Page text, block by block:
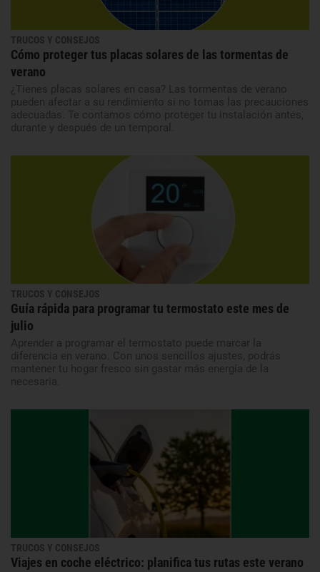
TRUCOS Y CONSEJOS
Cómo proteger tus placas solares de las tormentas de
verano
¿Tienes placas solares en casa? Las tormentas de verano
pueden afectar a su rendimiento si no tomas las precauciones
adecuadas. Te contamos cómo proteger tu instalación antes,
durante y después de un temporal.
TRUCOS Y CONSEJOS
Guía rápida para programar tu termostato este mes de
julio
Aprender a programar el termostato puede marcar la
diferencia en verano. Con unos sencillos ajustes, podrás
mantener tu hogar fresco sin gastar más energía de la
necesaria.
TRUCOS Y CONSEJOS
Viajes en coche eléctrico: planifica tus rutas este verano